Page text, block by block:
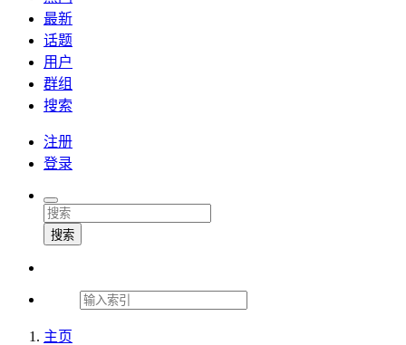
最新
话题
用户
群组
搜索
注册
登录
搜索
主页